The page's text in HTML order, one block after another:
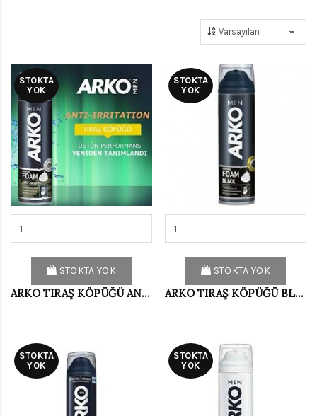
STOKTA
YOK
STOKTA YOK
ARKO TIRAŞ KÖPÜĞÜ ANTİ İRRİTATİON 200 ML
STOKTA
YOK
STOKTA YOK
ARKO TIRAŞ KÖPÜĞÜ BLACK 200 ML
STOKTA
YOK
STOKTA
YOK